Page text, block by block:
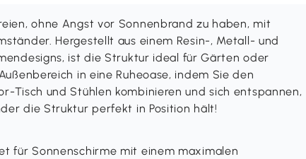
ohne Angst vor Sonnenbrand zu haben, mit
Hergestellt aus einem Resin-, Metall- und
ist die Struktur ideal für Gärten oder
in eine Ruheoase, indem Sie den
Tisch und Stühlen kombinieren und sich entspannen,
die Struktur perfekt in Position hält!
für Sonnenschirme mit einem maximalen